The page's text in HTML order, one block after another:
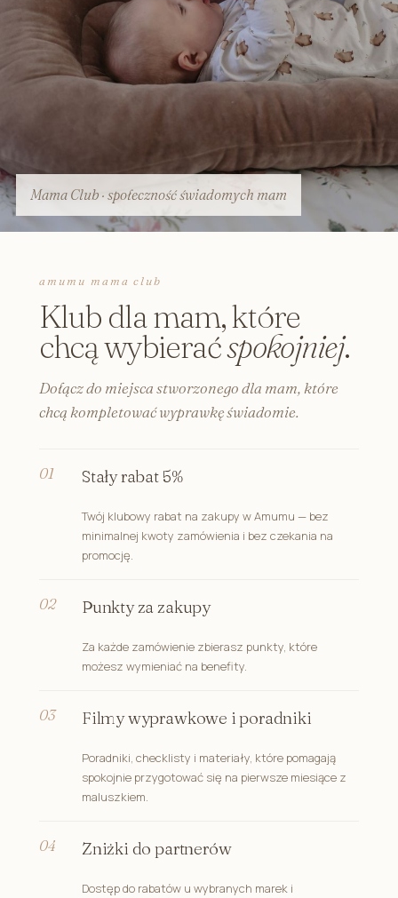
Mama Club · społeczność świadomych mam
amumu mama club
Klub dla mam, które
chcą wybieraćspokojniej.
Dołącz do miejsca stworzonego dla mam, które
chcą kompletować wyprawkę świadomie.
Stały rabat 5%
Twój klubowy rabat na zakupy w Amumu — bez
minimalnej kwoty zamówienia i bez czekania na
promocję.
Punkty za zakupy
Za każde zamówienie zbierasz punkty, które
możesz wymieniać na benefity.
Filmy wyprawkowe i poradniki
Poradniki, checklisty i materiały, które pomagają
spokojnie przygotować się na pierwsze miesiące z
maluszkiem.
Zniżki do partnerów
Dostęp do rabatów u wybranych marek i